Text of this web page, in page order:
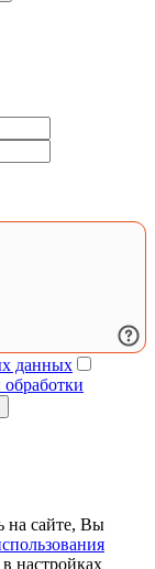
данных
на сайте, Вы
настройках